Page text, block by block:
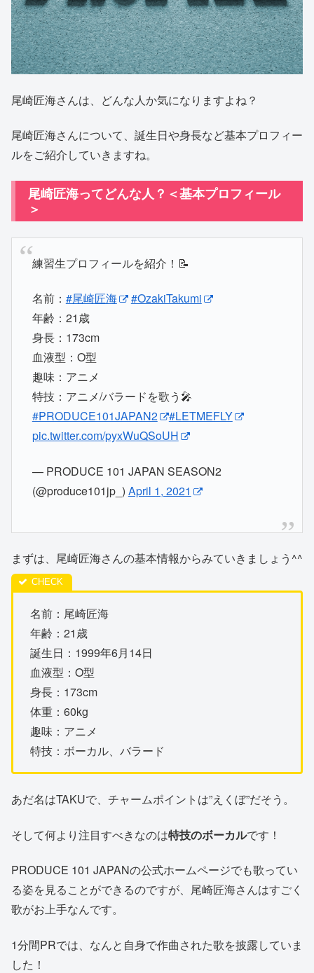
尾崎匠海さんは、どんな人か気になりますよね？
尾崎匠海さんについて、誕生日や身長など基本プロフィー
ルをご紹介していきますね。
尾崎匠海ってどんな人？＜基本プロフィール
＞
練習生プロフィールを紹介！📝
名前： #尾崎匠海
#OzakiTakumi
年齢：21歳
身長：173cm
血液型：O型
趣味：アニメ
特技：アニメ/バラードを歌う🎤
#PRODUCE101JAPAN2
#LETMEFLY
pic.twitter.com/pyxWuQSoUH
— PRODUCE 101 JAPAN SEASON2
(@produce101jp_) April 1, 2021
まずは、尾崎匠海さんの基本情報からみていきましょう^^
名前：尾崎匠海
年齢：21歳
誕生日：1999年6月14日
血液型：O型
身長：173cm
体重：60kg
趣味：アニメ
特技：ボーカル、バラード
あだ名はTAKUで、チャームポイントは”えくぼ”だそう。
そして何より注目すべきなのは特技のボーカルです！
PRODUCE 101 JAPANの公式ホームページでも歌ってい
る姿を見ることができるのですが、尾崎匠海さんはすごく
歌がお上手なんです。
1分間PRでは、なんと自身で作曲された歌を披露していま
した！